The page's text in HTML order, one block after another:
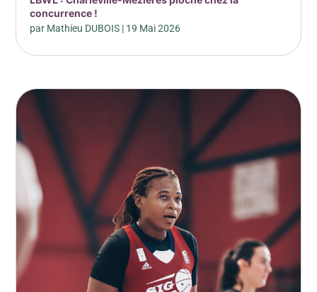
concurrence !
par Mathieu DUBOIS | 19 Mai 2026